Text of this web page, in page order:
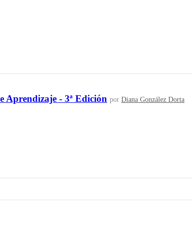
Aprendizaje - 3ª Edición por Diana González Dorta